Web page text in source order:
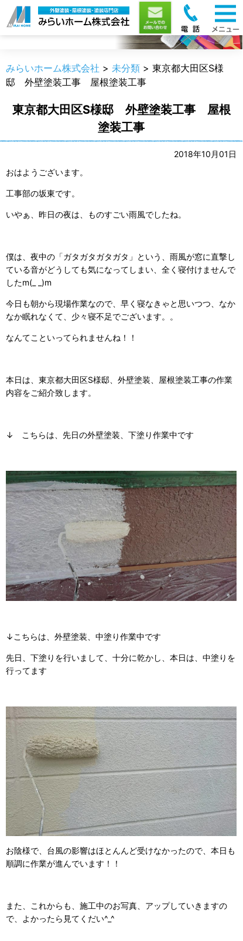
職人のうんちく
みらいホーム株式会社 > 未分類 > 東京都大田区S様
邸 外壁塗装工事 屋根塗装工事
東京都大田区S様邸 外壁塗装工事 屋根
塗装工事
2018年10月01日
おはようございます。
工事部の坂東です。
いやぁ、昨日の夜は、ものすごい雨風でしたね。
僕は、夜中の「ガタガタガタガタ」という、雨風が窓に直撃し
ている音がどうしても気になってしまい、全く寝付けませんで
したm(_ _)m
今日も朝から現場作業なので、早く寝なきゃと思いつつ、なか
なか眠れなくて、少々寝不足でございます。。
なんてこといってられませんね！！
本日は、東京都大田区S様邸、外壁塗装、屋根塗装工事の作業
内容をご紹介致します。
↓ こちらは、先日の外壁塗装、下塗り作業中です
↓こちらは、外壁塗装、中塗り作業中です
先日、下塗りを行いまして、十分に乾かし、本日は、中塗りを
行ってます
お陰様で、台風の影響はほとんんど受けなかったので、本日も
順調に作業が進んでいます！！
また、これからも、施工中のお写真、アップしていきますの
で、よかったら見てくだい^_^